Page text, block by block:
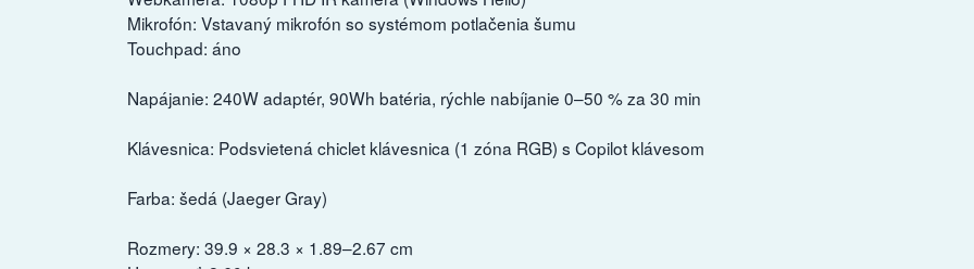
Mikrofón: Vstavaný mikrofón so systémom potlačenia šumu
Touchpad: áno
Napájanie: 240W adaptér, 90Wh batéria, rýchle nabíjanie 0–50 % za 30 min
Klávesnica: Podsvietená chiclet klávesnica (1 zóna RGB) s Copilot klávesom
Farba: šedá (Jaeger Gray)
Rozmery: 39.9 × 28.3 × 1.89–2.67 cm